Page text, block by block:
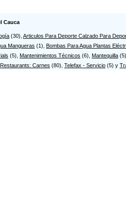
Cauca
(30), Articulos Para Deporte Calzado Para
Mangueras (1), Bombas Para Agua Plantas
(5), Mantenimientos Técnicos (6), Mantequilla
Restaurants: Carnes (80), Telefax - Servicio (5) y